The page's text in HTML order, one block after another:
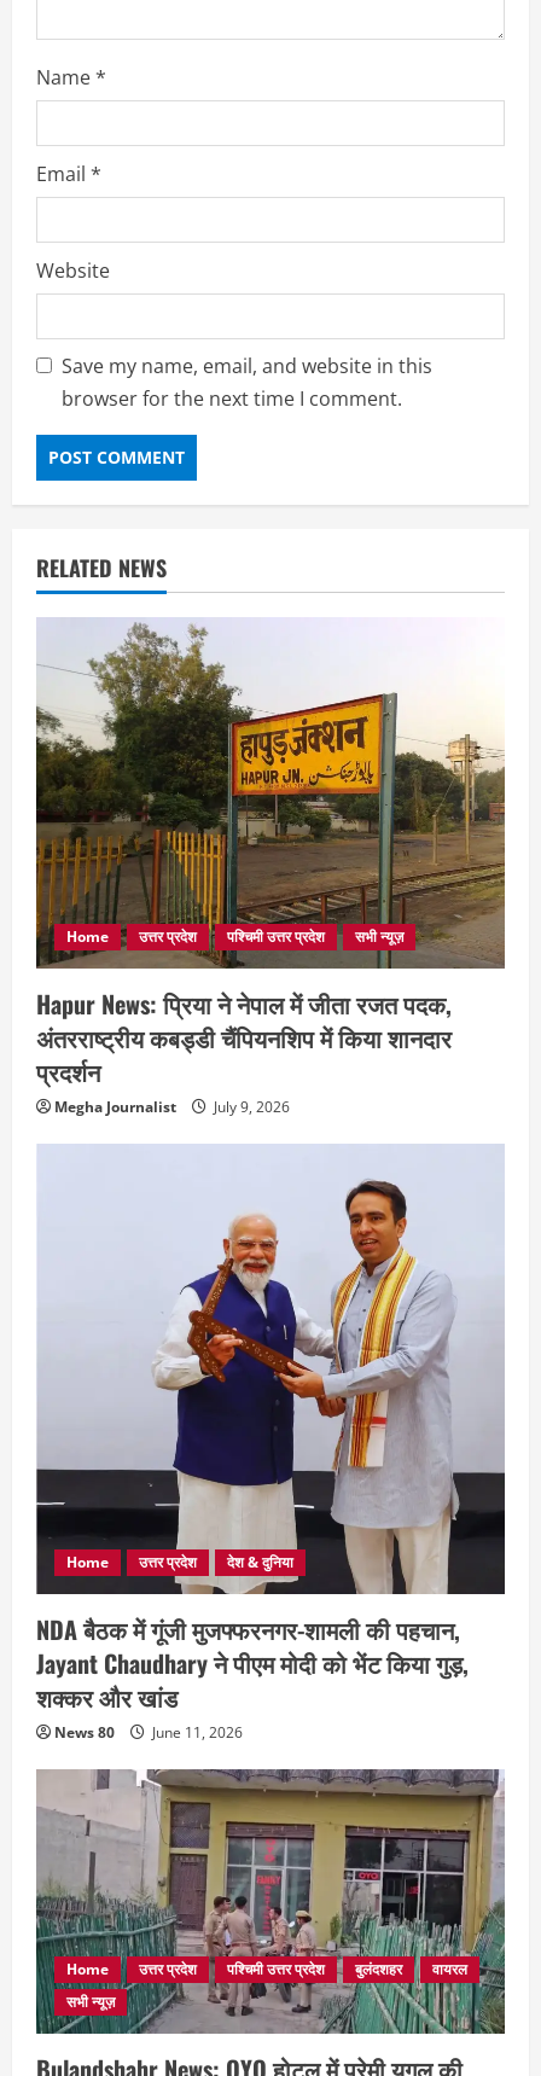
Name*
Email *
Website
Save my name, email, and website in this
browser for the next time I comment.
RELATED NEWS
Home उत्तर प्रदेश पश्चिमी उत्तर प्रदेश सभी न्यूज़
Hapur News: प्रिया ने नेपाल में जीता रजत पदक,
अंतरराष्ट्रीय कबड्डी चैंपियनशिप में किया शानदार
प्रदर्शन
Megha Journalist July 9, 2026
Home उत्तर प्रदेश देश & दुनिया
NDA बैठक में गूंजी मुजफ्फरनगर-शामली की पहचान,
Jayant Chaudhary ने पीएम मोदी को भेंट किया गुड़,
शक्कर और खांड
News 80 June 11, 2026
Home उत्तर प्रदेश पश्चिमी उत्तर प्रदेश बुलंदशहर
वायरल
सभी न्यूज़
Bulandshahr News: OYO होटल में प्रेमी युगल की